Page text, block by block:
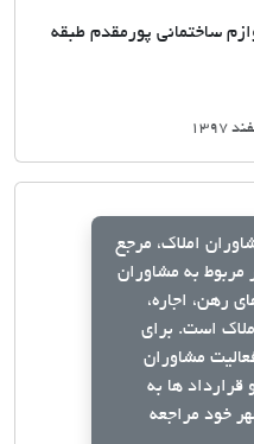
ساختمانی پورمقدم طبقه
املاک، مرجع
مربوط به مشاوران
رهن، اجاره،
است. برای
مشاوران
قرارداد ها به
خود مراجعه